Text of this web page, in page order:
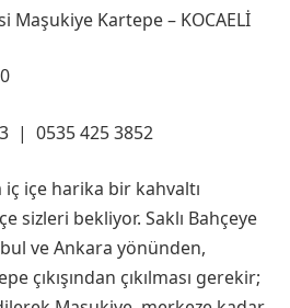
Maşukiye Kartepe – KOCAELİ
| 0535 425 3852
iç içe harika bir kahvaltı
sizleri bekliyor. Saklı Bahçeye
ve Ankara yönünden,
çıkışından çıkılması gerekir;